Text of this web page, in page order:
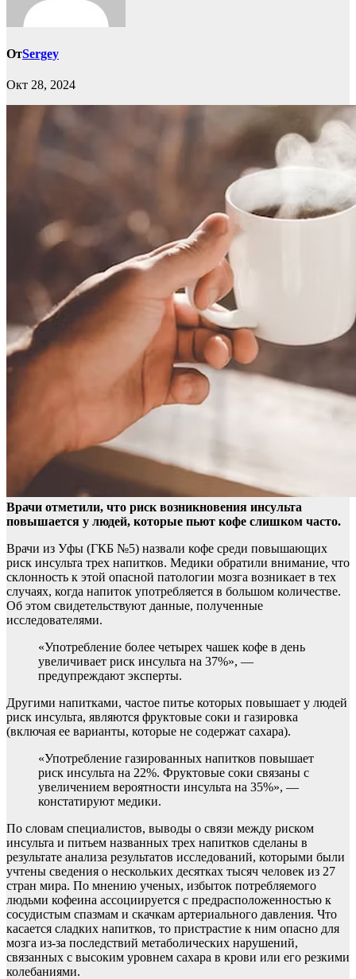
ОтSergey
Окт 28, 2024
Врачи отметили, что риск возникновения инсульта
повышается у людей, которые пьют кофе слишком часто.
Врачи из Уфы (ГКБ №5) назвали кофе среди повышающих
риск инсульта трех напитков. Медики обратили внимание, что
склонность к этой опасной патологии мозга возникает в тех
случаях, когда напиток употребляется в большом количестве.
Об этом свидетельствуют данные, полученные
исследователями.
«Употребление более четырех чашек кофе в день
увеличивает риск инсульта на 37%», —
предупреждают эксперты.
Другими напитками, частое питье которых повышает у людей
риск инсульта, являются фруктовые соки и газировка
(включая ее варианты, которые не содержат сахара).
«Употребление газированных напитков повышает
риск инсульта на 22%. Фруктовые соки связаны с
увеличением вероятности инсульта на 35%», —
констатируют медики.
По словам специалистов, выводы о связи между риском
инсульта и питьем названных трех напитков сделаны в
результате анализа результатов исследований, которыми были
учтены сведения о нескольких десятках тысяч человек из 27
стран мира. По мнению ученых, избыток потребляемого
людьми кофеина ассоциируется с предрасположенностью к
сосудистым спазмам и скачкам артериального давления. Что
касается сладких напитков, то пристрастие к ним опасно для
мозга из-за последствий метаболических нарушений,
связанных с высоким уровнем сахара в крови или его резкими
колебаниями.